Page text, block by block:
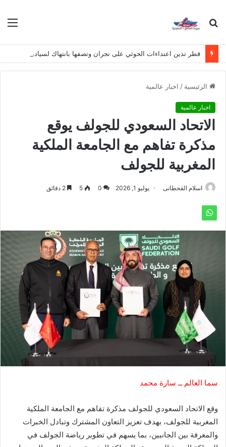
بحث
الرئيسية / اخبار عالمية
اخبار عالمية
الاتحاد السعودي للجولف يوقع
مذكرة تفاهم مع الجامعة الملكية
المغربية للجولف
اسلام القحطانى يوليو 1, 2026 0
5
سما العالم ــ سارة محمد
وقع الاتحاد السعودي للجولف مذكرة تفاهم مع الجامعة الملكية
المغربية للجولف، بهدف تعزيز التعاون المشترك وتبادل الخبرات
والمعرفة بين الجانبين، بما يسهم في تطوير رياضة الجولف في